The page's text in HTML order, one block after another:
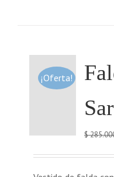
¡Oferta!
$